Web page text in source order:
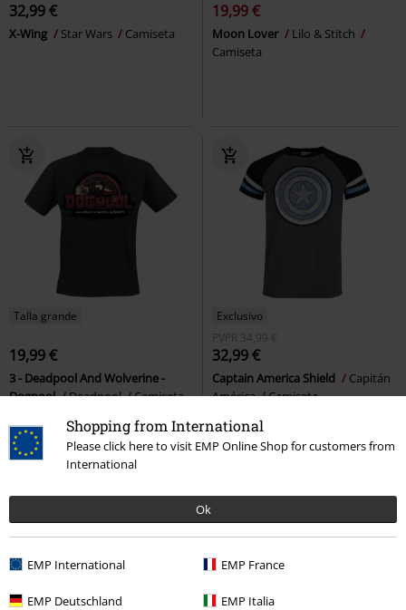
Shopping from International
Please click here to visit EMP Online Shop for customers from
International
Ok
EMP International EMP France
EMP Deutschland EMP Italia
32,99 €
X-Wing Star Wars Camiseta
19,99 €
Moon Lover
Lilo & Stitch
Camiseta
Talla grande
19,99 €
3 - Deadpool And Wolverine -
Dogpool
Deadpool Camiseta
Exclusivo
PVPR 34,99 €
32,99 €
Captain America Shield
Capitán
América
Camiseta